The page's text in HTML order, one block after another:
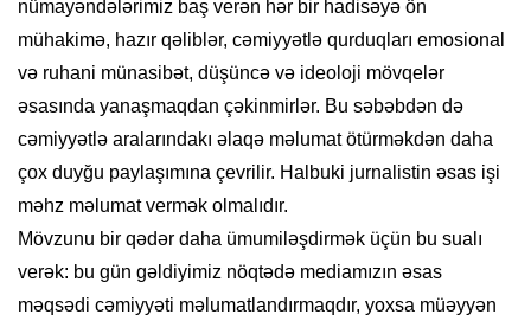
nümayəndələrimiz baş verən hər bir hadisəyə ön
mühakimə, hazır qəliblər, cəmiyyətlə qurduqları emosional
və ruhani münasibət, düşüncə və ideoloji mövqelər
əsasında yanaşmaqdan çəkinmirlər. Bu səbəbdən də
cəmiyyətlə aralarındakı əlaqə məlumat ötürməkdən daha
çox duyğu paylaşımına çevrilir. Halbuki jurnalistin əsas işi
məhz məlumat vermək olmalıdır.
Mövzunu bir qədər daha ümumiləşdirmək üçün bu sualı
verək: bu gün gəldiyimiz nöqtədə mediamızın əsas
məqsədi cəmiyyəti məlumatlandırmaqdır, yoxsa müəyyən